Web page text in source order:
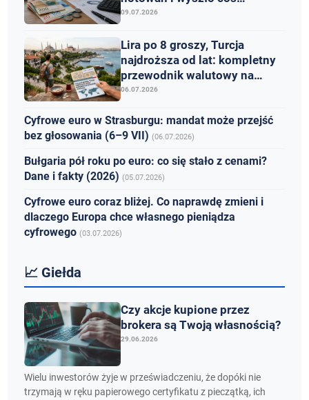
ciekawszego niż mit
09.07.2026
Lira po 8 groszy, Turcja
najdroższa od lat: kompletny
przewodnik walutowy na
wakacje 2026
06.07.2026
Cyfrowe euro w Strasburgu: mandat może przejść
bez głosowania (6–9 VII)(06.07.2026)
Bułgaria pół roku po euro: co się stało z cenami?
Dane i fakty (2026)(05.07.2026)
Cyfrowe euro coraz bliżej. Co naprawdę zmieni i
dlaczego Europa chce własnego pieniądza
cyfrowego(03.07.2026)
📈 Giełda
Czy akcje kupione przez
brokera są Twoją własnością?
29.06.2026
Wielu inwestorów żyje w przeświadczeniu, że dopóki nie
trzymają w ręku papierowego certyfikatu z pieczątką, ich